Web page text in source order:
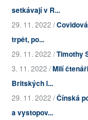
setkávají v R...
29. 11. 2022 /
trpět, po...
29. 11. 2022 /Timothy
3. 11. 2022 /Milí
Britských l...
29. 11. 2022 /Čínská
a vystopov...